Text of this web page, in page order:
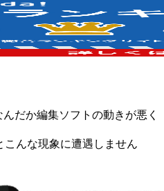
だか編集ソフトの動きが悪く
こんな現象に遭遇しません